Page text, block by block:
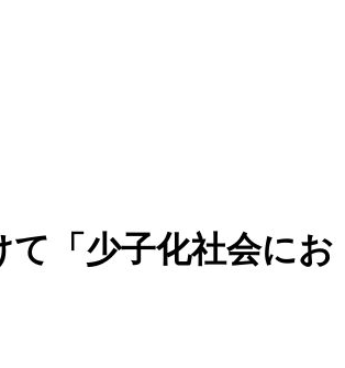
「少子化社会にお